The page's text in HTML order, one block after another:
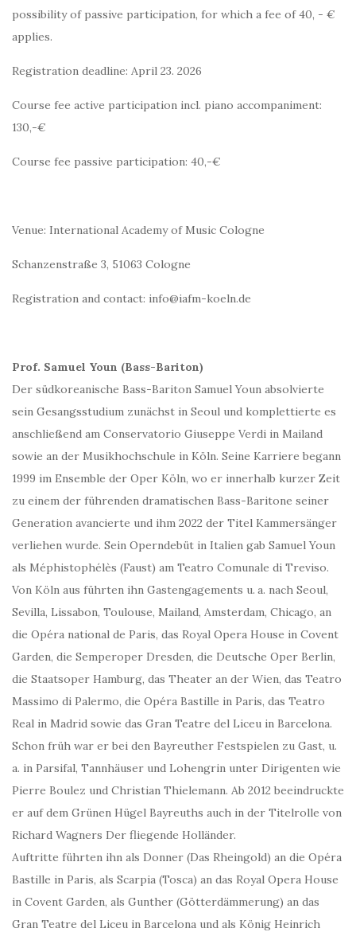
possibility of passive participation, for which a fee of 40, - €
applies.
Registration deadline: April 23. 2026
Course fee active participation incl. piano accompaniment:
130,-€
Course fee passive participation: 40,-€
Venue: International Academy of Music Cologne
Schanzenstraße 3, 51063 Cologne
Registration and contact: info@iafm-koeln.de
Prof. Samuel Youn (Bass-Bariton)
Der südkoreanische Bass-Bariton Samuel Youn absolvierte
sein Gesangsstudium zunächst in Seoul und komplettierte es
anschließend am Conservatorio Giuseppe Verdi in Mailand
sowie an der Musikhochschule in Köln. Seine Karriere begann
1999 im Ensemble der Oper Köln, wo er innerhalb kurzer Zeit
zu einem der führenden dramatischen Bass-Baritone seiner
Generation avancierte und ihm 2022 der Titel Kammersänger
verliehen wurde. Sein Operndebüt in Italien gab Samuel Youn
als Méphistophélès (Faust) am Teatro Comunale di Treviso.
Von Köln aus führten ihn Gastengagements u. a. nach Seoul,
Sevilla, Lissabon, Toulouse, Mailand, Amsterdam, Chicago, an
die Opéra national de Paris, das Royal Opera House in Covent
Garden, die Semperoper Dresden, die Deutsche Oper Berlin,
die Staatsoper Hamburg, das Theater an der Wien, das Teatro
Massimo di Palermo, die Opéra Bastille in Paris, das Teatro
Real in Madrid sowie das Gran Teatre del Liceu in Barcelona.
Schon früh war er bei den Bayreuther Festspielen zu Gast, u.
a. in Parsifal, Tannhäuser und Lohengrin unter Dirigenten wie
Pierre Boulez und Christian Thielemann. Ab 2012 beeindruckte
er auf dem Grünen Hügel Bayreuths auch in der Titelrolle von
Richard Wagners Der fliegende Holländer.
Auftritte führten ihn als Donner (Das Rheingold) an die Opéra
Bastille in Paris, als Scarpia (Tosca) an das Royal Opera House
in Covent Garden, als Gunther (Götterdämmerung) an das
Gran Teatre del Liceu in Barcelona und als König Heinrich